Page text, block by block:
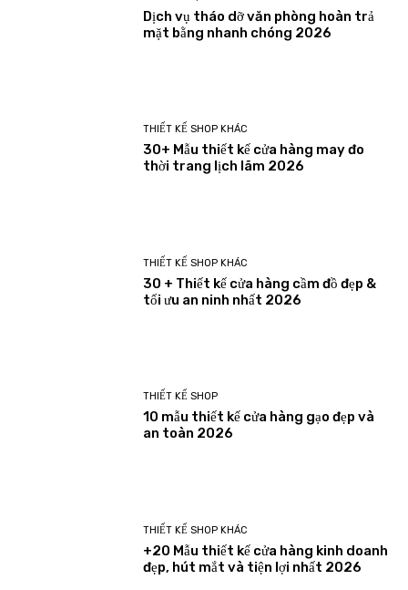
Dịch vụ tháo dỡ văn phòng hoàn trả
mặt bằng nhanh chóng 2026
THIẾT KẾ SHOP KHÁC
30+ Mẫu thiết kế cửa hàng may đo
thời trang lịch lãm 2026
THIẾT KẾ SHOP KHÁC
30 + Thiết kế cửa hàng cầm đồ đẹp &
tối ưu an ninh nhất 2026
THIẾT KẾ SHOP
10 mẫu thiết kế cửa hàng gạo đẹp và
an toàn 2026
THIẾT KẾ SHOP KHÁC
+20 Mẫu thiết kế cửa hàng kinh doanh
đẹp, hút mắt và tiện lợi nhất 2026